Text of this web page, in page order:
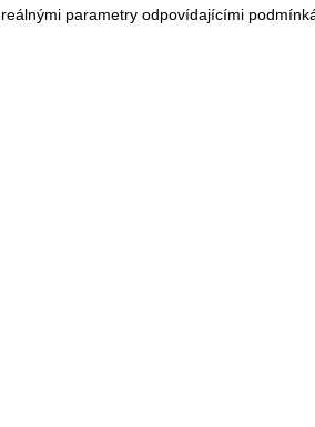
parametry odpovídajícími